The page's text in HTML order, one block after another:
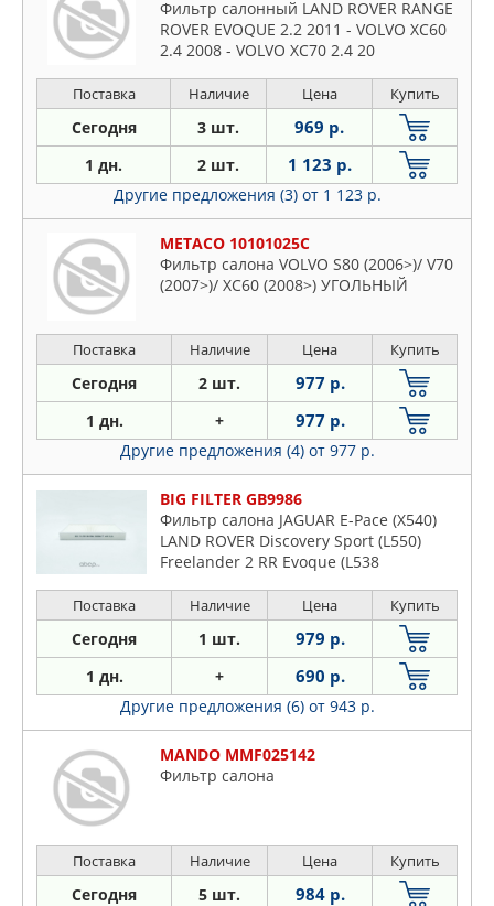
Фильтр салонный LAND ROVER RANGE
ROVER EVOQUE 2.2 2011 - VOLVO XC60
2.4 2008 - VOLVO XC70 2.4 20
Поставка Наличие Цена Купить
Сегодня 3 шт. 969 р.
1 дн. 2 шт. 1 123 р.
Другие предложения (3) от 1 123 р.
METACO 10101025C
Фильтр салона VOLVO S80 (2006>)/ V70
(2007>)/ XC60 (2008>) УГОЛЬНЫЙ
Поставка Наличие Цена Купить
Сегодня 2 шт. 977 р.
1 дн. + 977 р.
Другие предложения (4) от 977 р.
BIG FILTER GB9986
Фильтр салона JAGUAR E-Pace (X540)
LAND ROVER Discovery Sport (L550)
Freelander 2 RR Evoque (L538
Поставка Наличие Цена Купить
Сегодня 1 шт. 979 р.
1 дн. + 690 р.
Другие предложения (6) от 943 р.
MANDO MMF025142
Фильтр салона
Поставка Наличие Цена Купить
Сегодня 5 шт. 984 р.